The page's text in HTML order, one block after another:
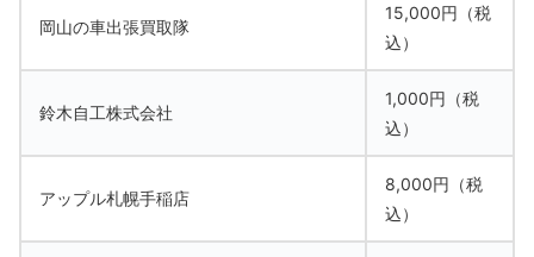
岡山の車出張買取隊
15,000円（税
込）
鈴木自工株式会社
1,000円（税
込）
アップル札幌手稲店
8,000円（税
込）